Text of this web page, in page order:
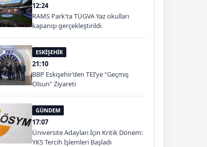
12:24
RAMS Park'ta TÜGVA Yaz okulları
kapanışı gerçekleştirildi
ESKİŞEHİR
21:10
BBP Eskişehir’den TEI’ye "Geçmiş
Olsun" Ziyareti
GÜNDEM
17:07
Üniversite Adayları İçin Kritik Dönem:
YKS Tercih İşlemleri Başladı